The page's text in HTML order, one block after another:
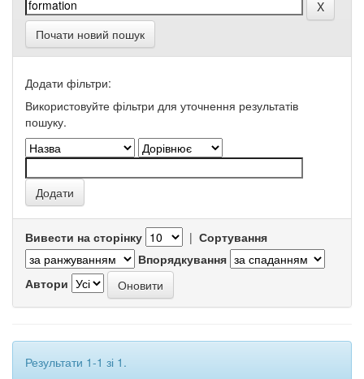
Почати новий пошук
Додати фільтри:
Використовуйте фільтри для уточнення результатів
пошуку.
Вивести на сторінку | Сортування
Впорядкування
Автори
Результати 1-1 зі 1.